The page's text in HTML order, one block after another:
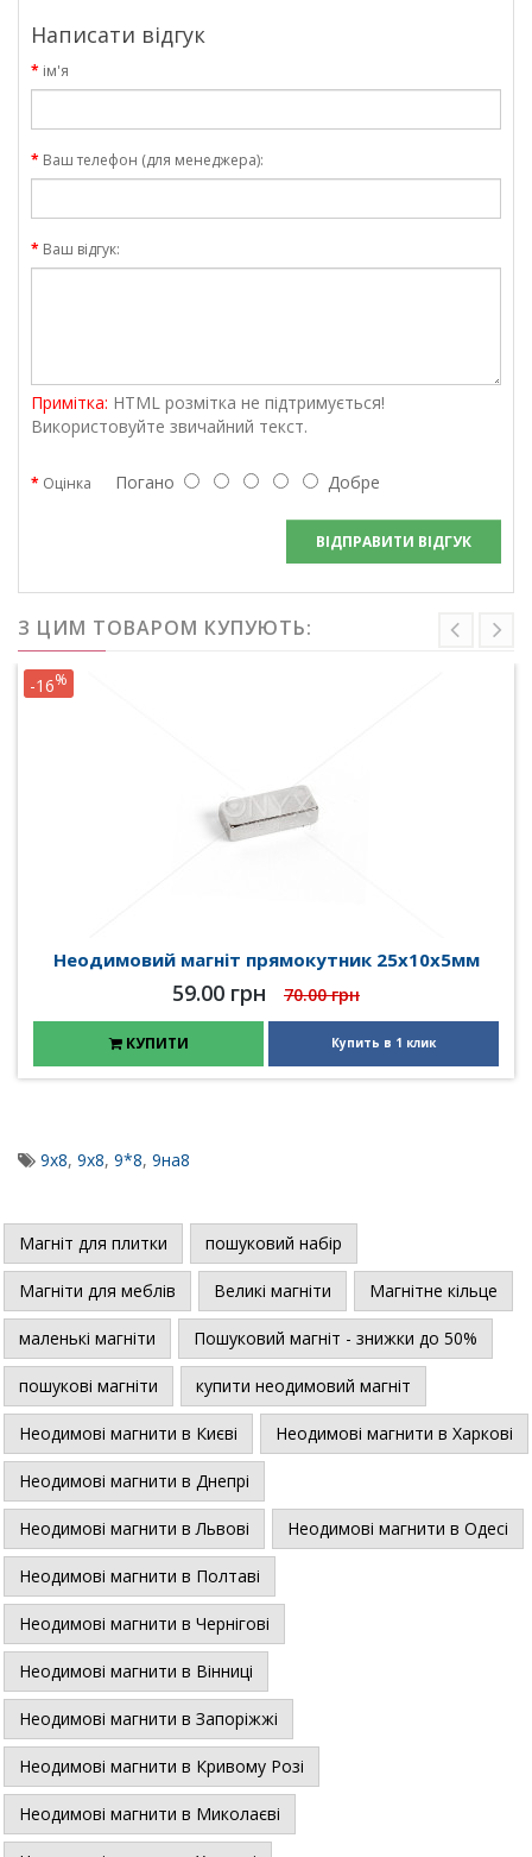
Написати відгук
ім'я
Ваш телефон (для менеджера):
Ваш відгук:
Примітка: HTML розмітка не підтримується!
Використовуйте звичайний текст.
Оцінка Погано Добре
ВІДПРАВИТИ ВІДГУК
З ЦИМ ТОВАРОМ КУПУЮТЬ:
Неодимовий магніт прямокутник 25х10х5мм
59.00 грн 70.00 грн
-16%
КУПИТИ Купить в 1 клик
9x8, 9х8, 9*8, 9на8
Магніт для плитки пошуковий набір
Магніти для меблів Великі магніти Магнітне кільце
маленькі магніти Пошуковий магніт - знижки до 50%
пошукові магніти купити неодимовий магніт
Неодимові магнити в Києві Неодимові магнити в Харкові
Неодимові магнити в Днепрі
Неодимові магнити в Львові Неодимові магнити в Одесі
Неодимові магнити в Полтаві
Неодимові магнити в Чернігові
Неодимові магнити в Вінниці
Неодимові магнити в Запоріжжі
Неодимові магнити в Кривому Розі
Неодимові магнити в Миколаєві